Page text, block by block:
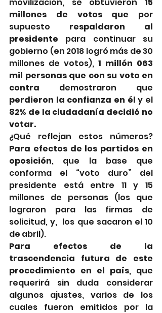
millones de votos que por
supuesto respaldaron al
presidente para continuar su
gobierno (en 2018 logró más de 30
millones de votos), 1 millón 063
mil personas que con su voto en
contra demostraron que
perdieron la confianza en él
82% de la ciudadanía decidió no
votar.
Para efectos de los partidos en
oposición, que la base que
conforma el “voto duro” del
presidente está entre 11 y 15
millones de personas (los que
lograron para las firmas de
solicitud, y,  los que sacaron el 10
de abril).
Para efectos de la
trascendencia futura de este
procedimiento en el país, que
requerirá sin duda considerar
algunos ajustes, varios de los
cuales fueron emitidos por la